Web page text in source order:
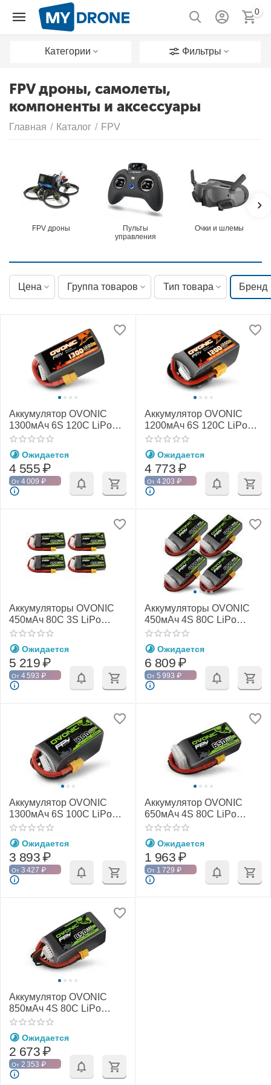
0
Категории Фильтры
FPV дроны, самолеты,
компоненты и аксессуары
Главная / Каталог / FPV
FPV дроны
Пульты
управления
Очки и шлемы
Цена Группа товаров Тип товара Бренд
Аккумулятор OVONIC
1300мАч 6S 120C LiPo
(XT60)
Ожидается
4 555₽
От 4 009 ₽
Аккумулятор OVONIC
1200мАч 6S 120C LiPo
(XT60)
Ожидается
4 773₽
От 4 203 ₽
Аккумуляторы OVONIC
450мАч 80C 3S LiPo
(XT30) (4 шт.)
Ожидается
5 219₽
От 4 593 ₽
Аккумуляторы OVONIC
450мАч 4S 80C LiPo
(XT30) (4 шт.)
Ожидается
6 809₽
От 5 993 ₽
Аккумулятор OVONIC
1300мАч 6S 100C LiPo
(XT60)
Ожидается
3 893₽
От 3 427 ₽
Аккумулятор OVONIC
650мАч 4S 80C LiPo
(XT30)
Ожидается
1 963₽
От 1 729 ₽
Аккумулятор OVONIC
850мАч 4S 80C LiPo
(XT30)
Ожидается
2 673₽
От 2 353 ₽